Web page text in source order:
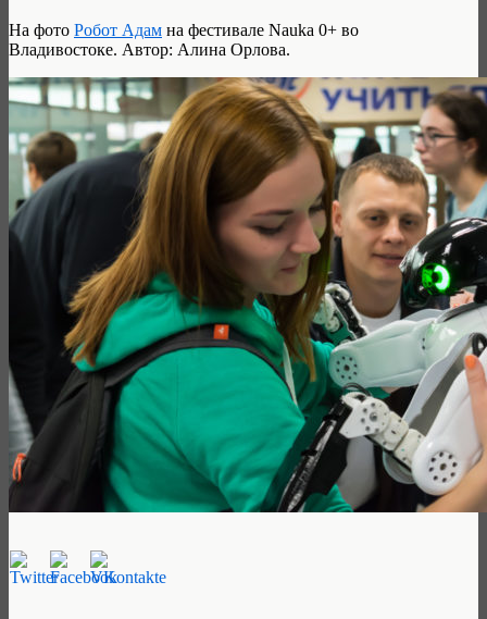
На фото Робот Адам на фестивале Nauka 0+ во
Владивостоке. Автор: Алина Орлова.